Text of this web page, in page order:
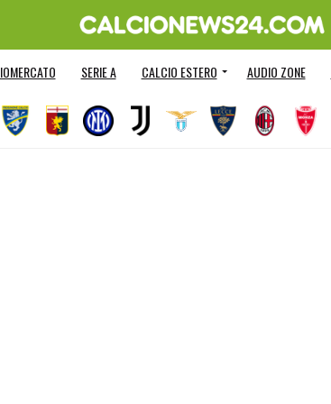
SERIE A CALCIO ESTERO AUDIO ZONE